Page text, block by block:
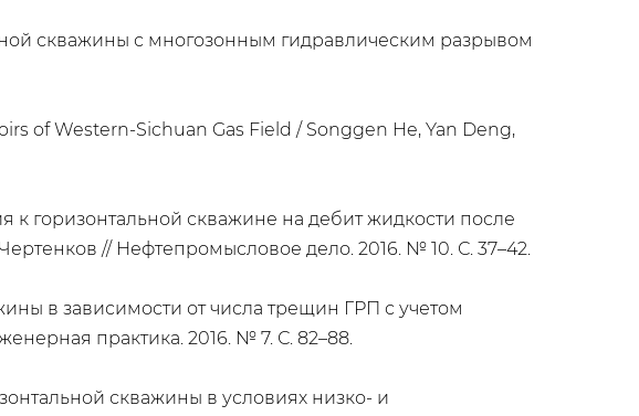
скважины с многозонным гидравлическим разрывом
of Western-Sichuan Gas Field / Songgen He, Yan Deng,
горизонтальной скважине на дебит жидкости после
// Нефтепромысловое дело. 2016. № 10. С. 37–42.
в зависимости от числа трещин ГРП с учетом
практика. 2016. № 7. С. 82–88.
скважины в условиях низко- и